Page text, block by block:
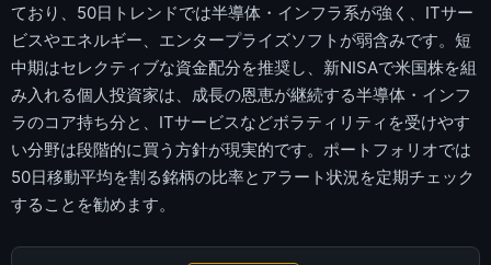
ており、50日トレンドでは半導体・インフラ系が強く、ITサー
ビスやエネルギー、エンタープライズソフトが弱含みです。短
中期はセレクティブな資金配分を推奨し、新NISAで米国株を組
み入れる個人投資家は、成長の恩恵が継続する半導体・インフ
ラのコア持ち分と、ITサービスなどボラティリティを受けやす
い分野は段階的に買う方針が現実的です。ポートフォリオでは
50日移動平均を割る銘柄の比率とアラート状況を定期チェック
することを勧めます。